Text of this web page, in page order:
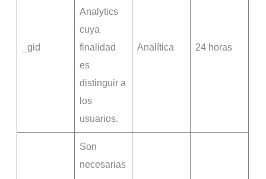
_gid
Analytics
cuya
finalidad
es
distinguir a
los
usuarios.
Analítica 24 horas
Son
necesarias